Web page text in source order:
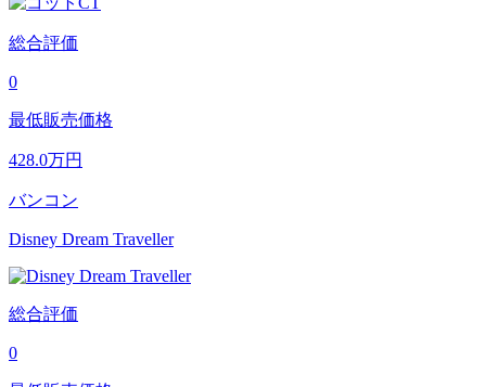
総合評価
0
最低販売価格
428.0万円
バンコン
Disney Dream Traveller
総合評価
0